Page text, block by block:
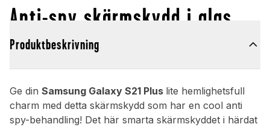
Anti-spy skärmskydd i glas
Produktbeskrivning
Ge din Samsung Galaxy S21 Plus lite hemlighetsfull
charm med detta skärmskydd som har en cool anti
spy-behandling! Det här smarta skärmskyddet i härdat